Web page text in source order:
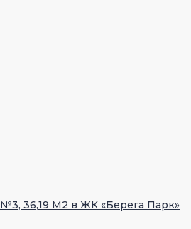
№3, 36,19 М2 в ЖК «Берега Парк»